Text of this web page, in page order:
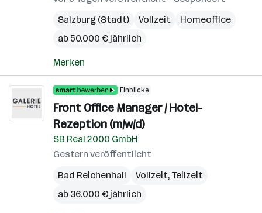
Salzburg (Stadt)
Vollzeit
Homeoffice
ab 50.000 € jährlich
Merken
Einblicke
Front Office Manager / Hotel-
Rezeption (m/w/d)
SB Real 2000 GmbH
Gestern veröffentlicht
Bad Reichenhall
Vollzeit, Teilzeit
ab 36.000 € jährlich